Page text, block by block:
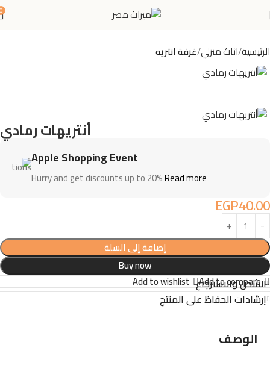
الرئيسية اثاث منزلي غرفة انتريه
أنتريهات رمادي
Apple Shopping Event
Hurry and get discounts up to 20%Read more
EGP40.00
إضافة إلى السلة
Buy now
Add to compare
Add to wishlist الشحن والاسترجاع
إرشادات الحفاظ على المنتج
الوصف